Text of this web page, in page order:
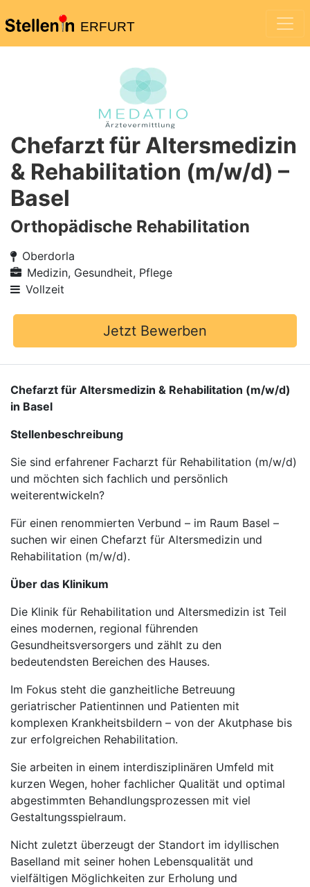
ERFURT
Chefarzt für Altersmedizin
& Rehabilitation (m/w/d) –
Basel
Orthopädische Rehabilitation
Oberdorla
Medizin, Gesundheit, Pflege
Vollzeit
Jetzt Bewerben
Chefarzt für Altersmedizin & Rehabilitation (m/w/d)
in Basel
Stellenbeschreibung
Sie sind erfahrener Facharzt für Rehabilitation (m/w/d)
und möchten sich fachlich und persönlich
weiterentwickeln?
Für einen renommierten Verbund – im Raum Basel –
suchen wir einen Chefarzt für Altersmedizin und
Rehabilitation (m/w/d).
Über das Klinikum
Die Klinik für Rehabilitation und Altersmedizin ist Teil
eines modernen, regional führenden
Gesundheitsversorgers und zählt zu den
bedeutendsten Bereichen des Hauses.
Im Fokus steht die ganzheitliche Betreuung
geriatrischer Patientinnen und Patienten mit
komplexen Krankheitsbildern – von der Akutphase bis
zur erfolgreichen Rehabilitation.
Sie arbeiten in einem interdisziplinären Umfeld mit
kurzen Wegen, hoher fachlicher Qualität und optimal
abgestimmten Behandlungsprozessen mit viel
Gestaltungsspielraum.
Nicht zuletzt überzeugt der Standort im idyllischen
Baselland mit seiner hohen Lebensqualität und
vielfältigen Möglichkeiten zur Erholung und